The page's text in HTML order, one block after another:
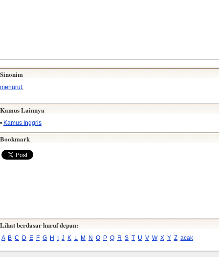
Sinonim
menurut,
Kamus Lainnya
• Kamus Inggris
Bookmark
Lihat berdasar huruf depan:
A B C D E F G H J K L M N O P Q R S T U V W X Y Z acak